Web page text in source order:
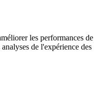
les performances de
de l'expérience des